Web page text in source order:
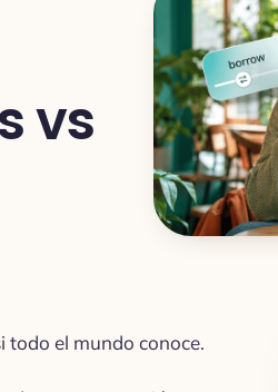
vs
todo el mundo conoce.